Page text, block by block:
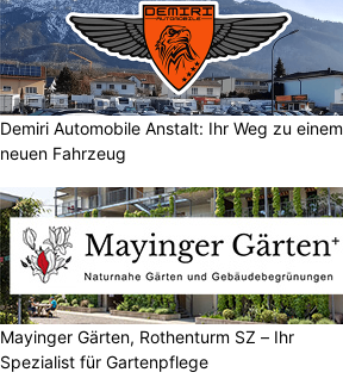
Demiri Automobile Anstalt: Ihr Weg zu einem
neuen Fahrzeug
Mayinger Gärten, Rothenturm SZ – Ihr
Spezialist für Gartenpflege